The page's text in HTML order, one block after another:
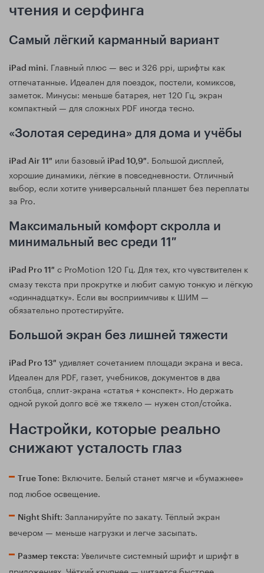
чтения и серфинга
Самый лёгкий карманный вариант
iPad mini. Главный плюс — вес и 326 ppi, шрифты как
отпечатанные. Идеален для поездок, постели, комиксов,
заметок. Минусы: меньше батарея, нет 120 Гц, экран
компактный — для сложных PDF иногда тесно.
«Золотая середина» для дома и учёбы
iPad Air 11″ или базовый iPad 10,9″. Большой дисплей,
хорошие динамики, лёгкие в повседневности. Отличный
выбор, если хотите универсальный планшет без переплаты
за Pro.
Максимальный комфорт скролла и
минимальный вес среди 11″
iPad Pro 11″ с ProMotion 120 Гц. Для тех, кто чувствителен к
смазу текста при прокрутке и любит самую тонкую и лёгкую
«одиннадцатку». Если вы восприимчивы к ШИМ —
обязательно протестируйте.
Большой экран без лишней тяжести
iPad Pro 13″ удивляет сочетанием площади экрана и веса.
Идеален для PDF, газет, учебников, документов в два
столбца, сплит-экрана «статья + конспект». Но держать
одной рукой долго всё же тяжело — нужен стол/стойка.
Настройки, которые реально
снижают усталость глаз
True Tone: Включите. Белый станет мягче и «бумажнее»
под любое освещение.
Night Shift: Запланируйте по закату. Тёплый экран
вечером — меньше нагрузки и легче засыпать.
Размер текста: Увеличьте системный шрифт и шрифт в